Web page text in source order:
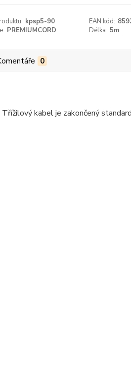
kpsp5-90 EAN kód:
PREMIUMCORD Délka: 5m
0
kabel je zakončený